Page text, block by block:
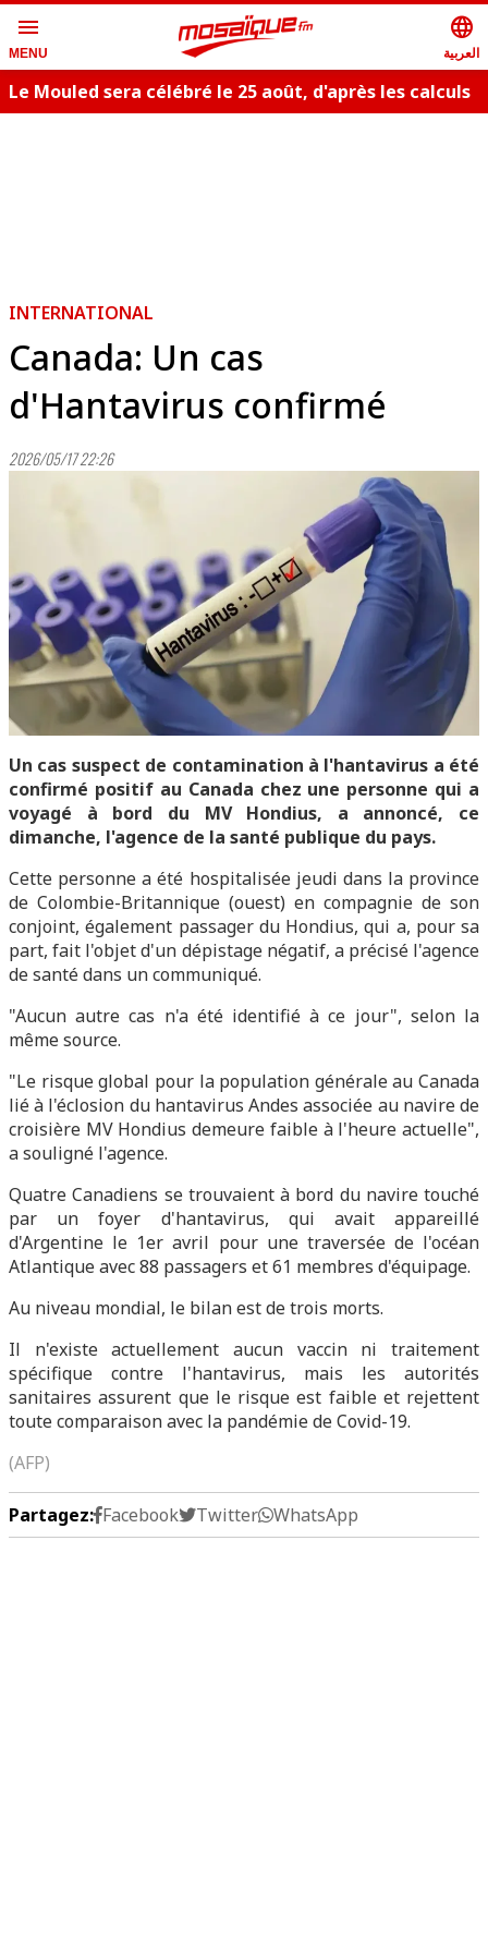
menu
MENU
language
العربية
Le Mouled sera célébré le 25 août, d'après les calculs
INTERNATIONAL
Canada: Un cas
d'Hantavirus confirmé
2026/05/17 22:26
Un cas suspect de contamination à l'hantavirus a été
confirmé positif au Canada chez une personne qui a
voyagé à bord du MV Hondius, a annoncé, ce
dimanche, l'agence de la santé publique du pays.
Cette personne a été hospitalisée jeudi dans la province
de Colombie-Britannique (ouest) en compagnie de son
conjoint, également passager du Hondius, qui a, pour sa
part, fait l'objet d'un dépistage négatif, a précisé l'agence
de santé dans un communiqué.
"Aucun autre cas n'a été identifié à ce jour", selon la
même source.
"Le risque global pour la population générale au Canada
lié à l'éclosion du hantavirus Andes associée au navire de
croisière MV Hondius demeure faible à l'heure actuelle",
a souligné l'agence.
Quatre Canadiens se trouvaient à bord du navire touché
par un foyer d'hantavirus, qui avait appareillé
d'Argentine le 1er avril pour une traversée de l'océan
Atlantique avec 88 passagers et 61 membres d'équipage.
Au niveau mondial, le bilan est de trois morts.
Il n'existe actuellement aucun vaccin ni traitement
spécifique contre l'hantavirus, mais les autorités
sanitaires assurent que le risque est faible et rejettent
toute comparaison avec la pandémie de Covid-19.
(AFP)
Partagez: Facebook Twitter WhatsApp